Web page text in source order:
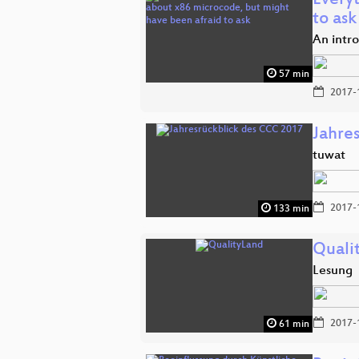
57 min
to ask
An
133 min
tuwat
61 min
Lesung